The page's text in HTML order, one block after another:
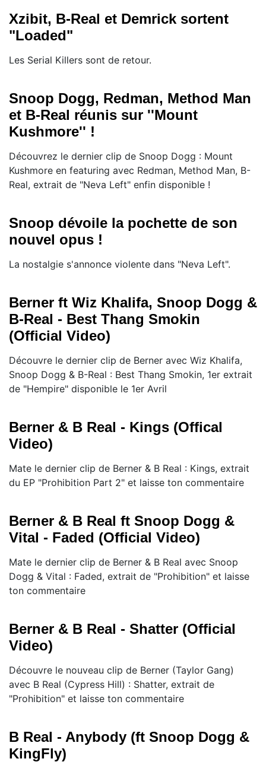
Xzibit, B-Real et Demrick sortent
"Loaded"
Les Serial Killers sont de retour.
Snoop Dogg, Redman, Method Man
et B-Real réunis sur ''Mount
Kushmore'' !
Découvrez le dernier clip de Snoop Dogg : Mount
Kushmore en featuring avec Redman, Method Man, B-
Real, extrait de "Neva Left" enfin disponible !
Snoop dévoile la pochette de son
nouvel opus !
La nostalgie s'annonce violente dans "Neva Left".
Berner ft Wiz Khalifa, Snoop Dogg &
B-Real - Best Thang Smokin
(Official Video)
Découvre le dernier clip de Berner avec Wiz Khalifa,
Snoop Dogg & B-Real : Best Thang Smokin, 1er extrait
de "Hempire" disponible le 1er Avril
Berner & B Real - Kings (Offical
Video)
Mate le dernier clip de Berner & B Real : Kings, extrait
du EP "Prohibition Part 2" et laisse ton commentaire
Berner & B Real ft Snoop Dogg &
Vital - Faded (Official Video)
Mate le dernier clip de Berner & B Real avec Snoop
Dogg & Vital : Faded, extrait de "Prohibition" et laisse
ton commentaire
Berner & B Real - Shatter (Official
Video)
Découvre le nouveau clip de Berner (Taylor Gang)
avec B Real (Cypress Hill) : Shatter, extrait de
"Prohibition" et laisse ton commentaire
B Real - Anybody (ft Snoop Dogg &
KingFly)